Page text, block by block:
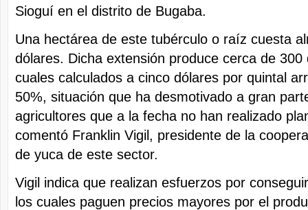
Sioguí en el distrito de Bugaba.
Una hectárea de este tubérculo o raíz cuesta
dólares. Dicha extensión produce cerca de 300
cuales calculados a cinco dólares por quintal
50%, situación que ha desmotivado a gran
agricultores que a la fecha no han realizado
comentó Franklin Vigil, presidente de la
de yuca de este sector.
Vigil indica que realizan esfuerzos por
los cuales paguen precios mayores por el